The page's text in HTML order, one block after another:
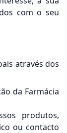
com o seu
através dos
da Farmácia
produtos,
ou contacto